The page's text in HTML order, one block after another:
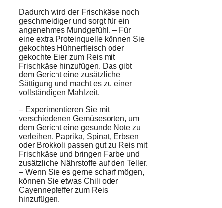
Dadurch wird der Frischkäse noch
geschmeidiger und sorgt für ein
angenehmes Mundgefühl. – Für
eine extra Proteinquelle können Sie
gekochtes Hühnerfleisch oder
gekochte Eier zum Reis mit
Frischkäse hinzufügen. Das gibt
dem Gericht eine zusätzliche
Sättigung und macht es zu einer
vollständigen Mahlzeit.
– Experimentieren Sie mit
verschiedenen Gemüsesorten, um
dem Gericht eine gesunde Note zu
verleihen. Paprika, Spinat, Erbsen
oder Brokkoli passen gut zu Reis mit
Frischkäse und bringen Farbe und
zusätzliche Nährstoffe auf den Teller.
– Wenn Sie es gerne scharf mögen,
können Sie etwas Chili oder
Cayennepfeffer zum Reis
hinzufügen.